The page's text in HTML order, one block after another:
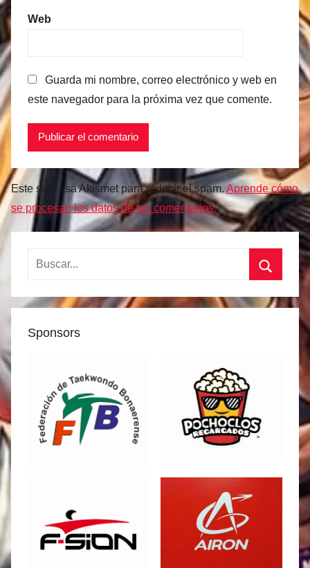
Web
Guarda mi nombre, correo electrónico y web en
este navegador para la próxima vez que comente.
Este sitio usa Akismet para reducir el spam. Aprende cómo
se procesan los datos de tus comentarios.
Buscar:
Sponsors